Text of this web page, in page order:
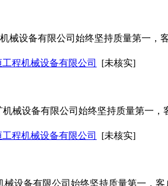
械设备有限公司始终坚持质量第一，
程机械设备有限公司
[未核实]
械设备有限公司始终坚持质量第一
程机械设备有限公司
[未核实]
设备有限公司始终坚持质量第一，